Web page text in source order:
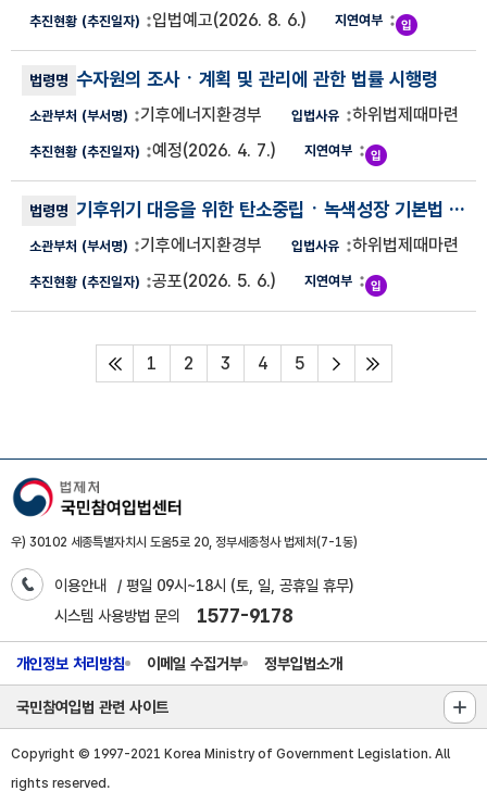
입법예고(2026. 8. 6.)
수자원의 조사ㆍ계획 및 관리에 관한 법률 시행령
기후에너지환경부
하위법제때마련
예정(2026. 4. 7.)
기후위기 대응을 위한 탄소중립ㆍ녹색성장 기본법 시행령
기후에너지환경부
하위법제때마련
공포(2026. 5. 6.)
처음페이지
1 2 3 4 5 다음페이지마지막페이지
우) 30102 세종특별자치시 도움5로 20, 정부세종청사 법제처(7-1동)
이용안내
/ 평일 09시~18시 (토, 일, 공휴일 휴무)
시스템 사용방법 문의
1577-9178
개인정보 처리방침 이메일 수집거부 정부입법소개
국민참여입법 관련 사이트
Copyright © 1997-2021 Korea Ministry of Government Legislation. All
rights reserved.